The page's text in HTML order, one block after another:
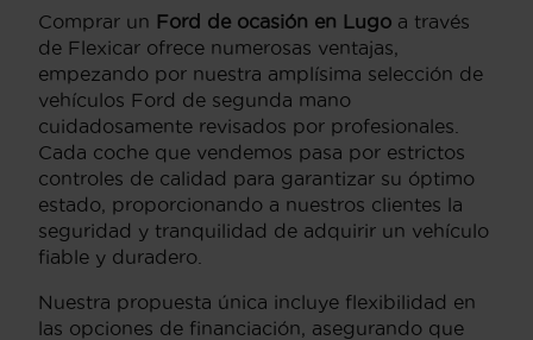
Comprar un Ford de ocasión en Lugo a través
de Flexicar ofrece numerosas ventajas,
empezando por nuestra amplísima selección de
vehículos Ford de segunda mano
cuidadosamente revisados por profesionales.
Cada coche que vendemos pasa por estrictos
controles de calidad para garantizar su óptimo
estado, proporcionando a nuestros clientes la
seguridad y tranquilidad de adquirir un vehículo
fiable y duradero.
Nuestra propuesta única incluye flexibilidad en
las opciones de financiación, asegurando que